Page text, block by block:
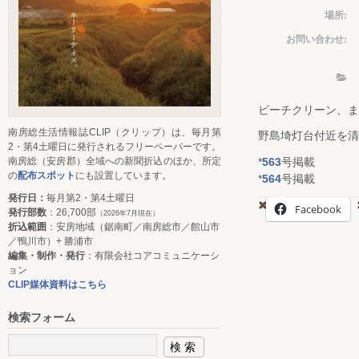
場所:
お問い合わせ:
ビーチクリーン、
野島埼灯台付近を
*563号掲載
*564号掲載
Facebook
南房総生活情報誌CLIP（クリップ）は、毎月第
2・第4土曜日に発行されるフリーペーパーです。
南房総（安房郡）全域への新聞折込のほか、所定
の配布スポット にも設置しています。
発行日： 毎月第2・第4土曜日
発行部数 ：26,700部 （2026年7月現在）
折込範囲 ：安房地域（鋸南町／南房総市／館山市
／鴨川市）+ 勝浦市
編集・制作・発行：有限会社コアコミュニケーシ
ョン
CLIP媒体資料はこちら
検索フォーム